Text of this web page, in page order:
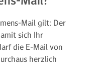
Mail gilt: Der
sich Ihr
die E-Mail von
herzlich